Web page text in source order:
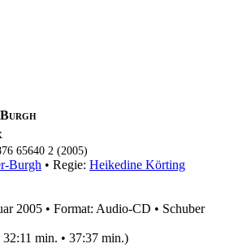
65640 2 (2005)
Burgh • Regie: Heikedine Körting
2005 • Format: Audio-CD • Schuber
min. • 37:37 min.)